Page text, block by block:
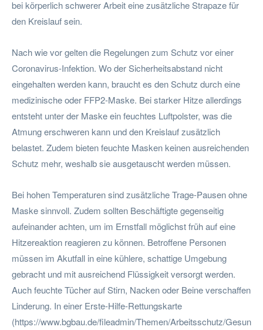
bei körperlich schwerer Arbeit eine zusätzliche Strapaze für
den Kreislauf sein.
Nach wie vor gelten die Regelungen zum Schutz vor einer
Coronavirus-Infektion. Wo der Sicherheitsabstand nicht
eingehalten werden kann, braucht es den Schutz durch eine
medizinische oder FFP2-Maske. Bei starker Hitze allerdings
entsteht unter der Maske ein feuchtes Luftpolster, was die
Atmung erschweren kann und den Kreislauf zusätzlich
belastet. Zudem bieten feuchte Masken keinen ausreichenden
Schutz mehr, weshalb sie ausgetauscht werden müssen.
Bei hohen Temperaturen sind zusätzliche Trage-Pausen ohne
Maske sinnvoll. Zudem sollten Beschäftigte gegenseitig
aufeinander achten, um im Ernstfall möglichst früh auf eine
Hitzereaktion reagieren zu können. Betroffene Personen
müssen im Akutfall in eine kühlere, schattige Umgebung
gebracht und mit ausreichend Flüssigkeit versorgt werden.
Auch feuchte Tücher auf Stirn, Nacken oder Beine verschaffen
Linderung. In einer Erste-Hilfe-Rettungskarte
(https://www.bgbau.de/fileadmin/Themen/Arbeitsschutz/Gesun